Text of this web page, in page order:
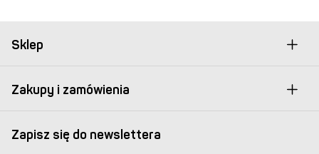
Sklep
Zakupy i zamówienia
Zapisz się do newslettera